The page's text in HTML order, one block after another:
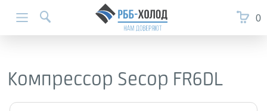
0
Компрессор Secop FR6DL